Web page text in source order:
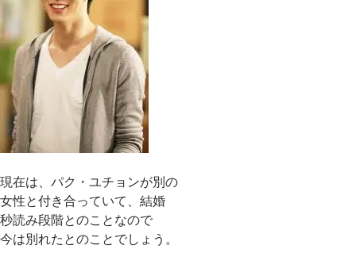
現在は、パク・ユチョンが別の
女性と付き合っていて、結婚
秒読み段階とのことなので
今は別れたとのことでしょう。